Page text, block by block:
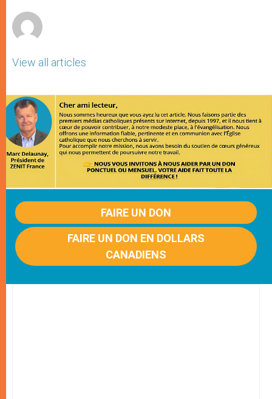
View all articles
FAIRE UN DON
FAIRE UN DON EN DOLLARS
CANADIENS